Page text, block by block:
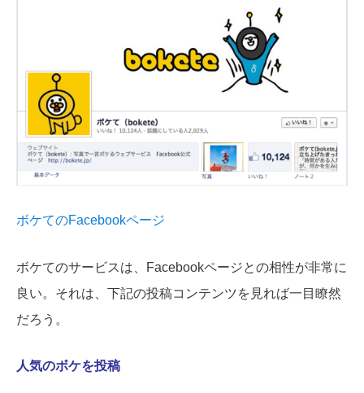
ボケてのFacebookページ
ボケてのサービスは、Facebookページとの相性が非常に
良い。それは、下記の投稿コンテンツを見れば一目瞭然
だろう。
人気のボケを投稿